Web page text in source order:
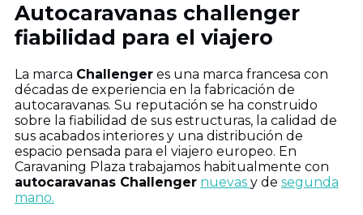
Autocaravanas challenger
fiabilidad para el viajero
La marca Challenger es una marca francesa con
décadas de experiencia en la fabricación de
autocaravanas. Su reputación se ha construido
sobre la fiabilidad de sus estructuras, la calidad de
sus acabados interiores y una distribución de
espacio pensada para el viajero europeo. En
Caravaning Plaza trabajamos habitualmente con
autocaravanas Challenger nuevas y de segunda
mano.